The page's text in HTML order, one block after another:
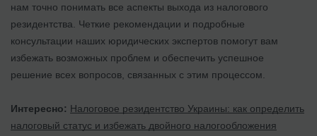
нам точно понимать все аспекты выхода из налогового
резидентства. Четкие рекомендации и подробные
консультации наших юридических экспертов помогут вам
избежать возможных проблем и обеспечить успешное
решение всех вопросов, связанных с этим процессом.
Интересно: Налоговое резидентство Украины: как определить
налоговый статус и избежать двойного налогообложения